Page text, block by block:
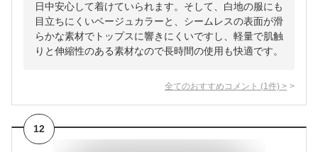
日中安心して着けていられます。そして、白地の服にも
目立ちにくいベージュカラーと、シームレスの表面が滑
らかな素材でトップスに響きにくいですし、軽量で肌触
りと伸縮性のある素材なので長時間の使用も快適です。
全てのおすすめコメント (1 件) >
12